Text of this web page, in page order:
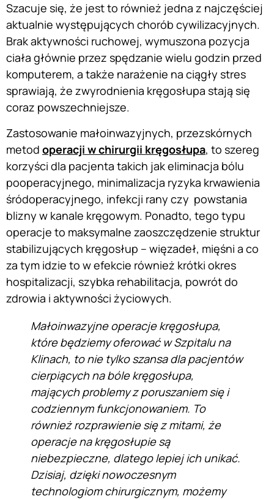
Szacuje się, że jest to również jedna z najczęściej
aktualnie występujących chorób cywilizacyjnych.
Brak aktywności ruchowej, wymuszona pozycja
ciała głównie przez spędzanie wielu godzin przed
komputerem, a także narażenie na ciągły stres
sprawiają, że zwyrodnienia kręgosłupa stają się
coraz powszechniejsze.
Zastosowanie małoinwazyjnych, przezskórnych
metod operacji w chirurgii kręgosłupa, to szereg
korzyści dla pacjenta takich jak eliminacja bólu
pooperacyjnego, minimalizacja ryzyka krwawienia
śródoperacyjnego, infekcji rany czy powstania
blizny w kanale kręgowym. Ponadto, tego typu
operacje to maksymalne zaoszczędzenie struktur
stabilizujących kręgosłup – więzadeł, mięśni a co
za tym idzie to w efekcie również krótki okres
hospitalizacji, szybka rehabilitacja, powrót do
zdrowia i aktywności życiowych.
Małoinwazyjne operacje kręgosłupa,
które będziemy oferować w Szpitalu na
Klinach, to nie tylko szansa dla pacjentów
cierpiących na bóle kręgosłupa,
mających problemy z poruszaniem się i
codziennym funkcjonowaniem. To
również rozprawienie się z mitami, że
operacje na kręgosłupie są
niebezpieczne, dlatego lepiej ich unikać.
Dzisiaj, dzięki nowoczesnym
technologiom chirurgicznym, możemy